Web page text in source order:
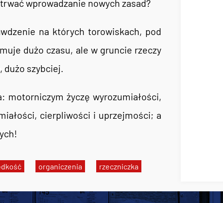
organiczenia rzeczniczka
wprowadzanie nowych zasad?
na których torowiskach, pod
dużo czasu, ale w gruncie rzeczy
dużo szybciej.
motorniczym życzę wyrozumiałości,
cierpliwości i uprzejmości; a